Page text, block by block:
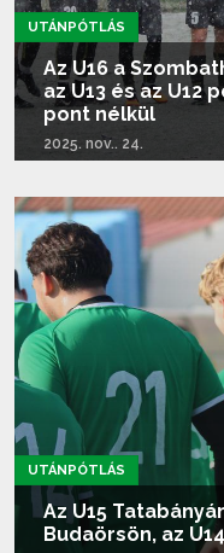
UTÁNPÓTLÁS
Az U16 a
az U13 és az U12
pont nélkül
2025. nov.. 24.
UTÁNPÓTLÁS
Az U15
Budaörsön, az